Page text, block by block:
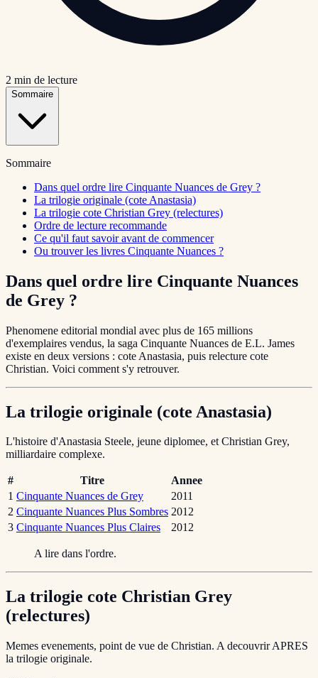
2 min de lecture
Sommaire
Sommaire
Dans quel ordre lire Cinquante Nuances de Grey ?
La trilogie originale (cote Anastasia)
La trilogie cote Christian Grey (relectures)
Ordre de lecture recommande
Ce qu'il faut savoir avant de commencer
Ou trouver les livres Cinquante Nuances ?
Dans quel ordre lire Cinquante Nuances
de Grey ?
Phenomene editorial mondial avec plus de 165 millions
d'exemplaires vendus, la saga Cinquante Nuances de E.L. James
existe en deux versions : cote Anastasia, puis relecture cote
Christian. Voici comment s'y retrouver.
La trilogie originale (cote Anastasia)
L'histoire d'Anastasia Steele, jeune diplomee, et Christian Grey,
milliardaire complexe.
# Titre
Annee
1 Cinquante Nuances de Grey
2011
2 Cinquante Nuances Plus Sombres 2012
3 Cinquante Nuances Plus Claires 2012
A lire dans l'ordre.
La trilogie cote Christian Grey
(relectures)
Memes evenements, point de vue de Christian. A decouvrir APRES
la trilogie originale.